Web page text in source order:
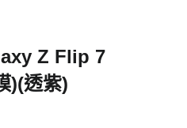
Z Flip 7
)(透紫)